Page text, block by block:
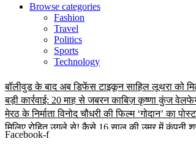
Browse categories
Fashion
Travel
Politics
Sports
Technology
बॉलीवुड के बाद अब डिफेंस टाइकून साहिल लूथरा को
बड़ी कार्रवाई: 20 माह से जबरन काबिज़ कृष्णा कुंज
मेरठ के निर्माता विनोद चौधरी की फिल्म ‘गोदान’ का
मिलिए रोहित उगले से! कैसे 16 साल की उम्र में कंपनी
MBA डिग्री छोड़, कैमरा थामा! मिलिए बॉलीवुड
Facebook-f